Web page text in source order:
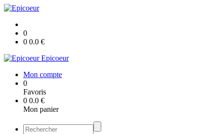
0
0 0.0 €
Epicoeur
Mon compte
0
Favoris
0 0.0 €
Mon panier